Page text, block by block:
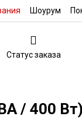
Шоурум
Статус заказа
/ 400 Вт)